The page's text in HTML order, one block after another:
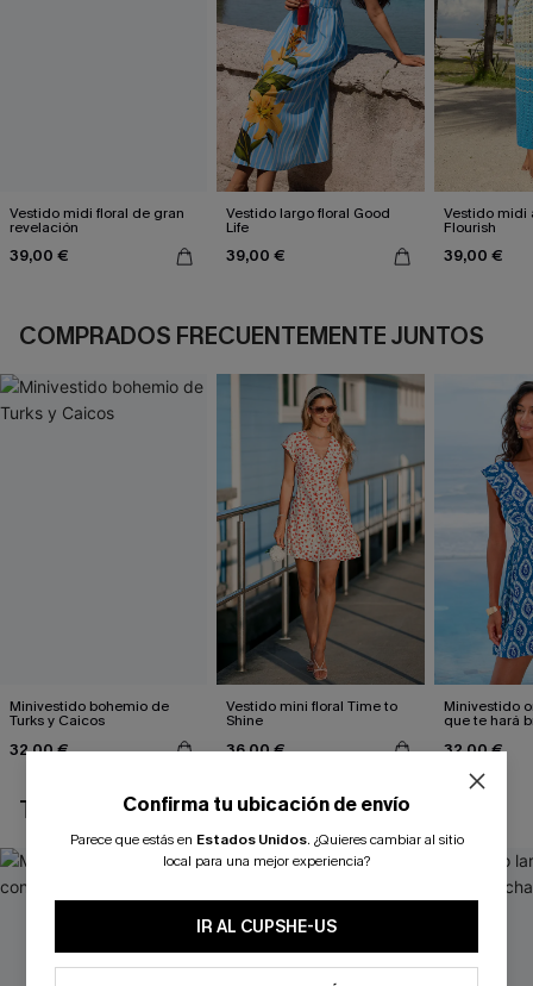
Vestido midi floral de gran
revelación
39,00 €
Vestido largo floral Good
Life
39,00 €
Vestido midi
Flourish
39,00 €
COMPRADOS FRECUENTEMENTE JUNTOS
Minivestido bohemio de
Turks y Caicos
32,00 €
Vestido mini floral Time to
Shine
36,00 €
Minivestido
que te hará
32,00 €
TAMBIÉN TE PUEDE GUSTAR
Confirma tu ubicación de envío
Parece que estás en Estados Unidos. ¿Quieres cambiar al sitio
local para una mejor experiencia?
IR AL CUPSHE-US